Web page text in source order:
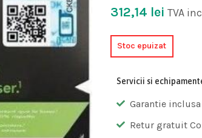
312,14 lei TVA
Stoc epuizat
Servicii si
Garantie
Retur gratuit